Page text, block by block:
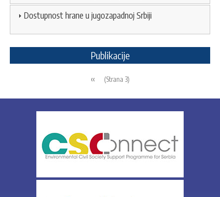
Dostupnost hrane u jugozapadnoj Srbiji
Publikacije
Previous
‹‹ (Strana 3)